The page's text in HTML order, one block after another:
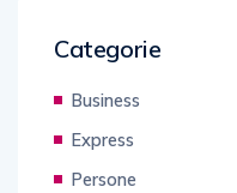
Categorie
Business
Express
Persone